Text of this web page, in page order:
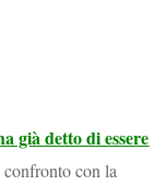
già detto di essere
con la